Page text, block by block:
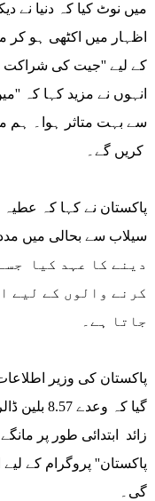
میں نوٹ کیا کہ دنیا
اظہار میں اکٹھی ہو کر
کے لیے ''جیت کی شراکت
انہوں نے مزید کہا کہ
سے بہت متاثر ہوا۔ ہم
پاکستان نے کہا کہ
دینے کا عہد کیا
کرنے والوں کے لیے
جاتا ہے۔
پاکستان کی وزیر
زائد ابتدائی طور پر
گی۔